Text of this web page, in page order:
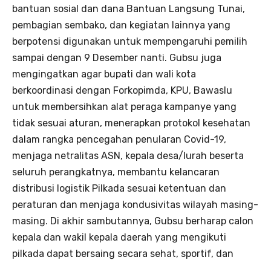
bantuan sosial dan dana Bantuan Langsung Tunai,
pembagian sembako, dan kegiatan lainnya yang
berpotensi digunakan untuk mempengaruhi pemilih
sampai dengan 9 Desember nanti. Gubsu juga
mengingatkan agar bupati dan wali kota
berkoordinasi dengan Forkopimda, KPU, Bawaslu
untuk membersihkan alat peraga kampanye yang
tidak sesuai aturan, menerapkan protokol kesehatan
dalam rangka pencegahan penularan Covid-19,
menjaga netralitas ASN, kepala desa/lurah beserta
seluruh perangkatnya, membantu kelancaran
distribusi logistik Pilkada sesuai ketentuan dan
peraturan dan menjaga kondusivitas wilayah masing-
masing. Di akhir sambutannya, Gubsu berharap calon
kepala dan wakil kepala daerah yang mengikuti
pilkada dapat bersaing secara sehat, sportif, dan